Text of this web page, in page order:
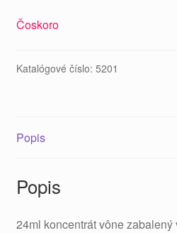
Čoskoro
Katalógové číslo: 5201
Popis
Popis
24ml koncentrát vône zabalený